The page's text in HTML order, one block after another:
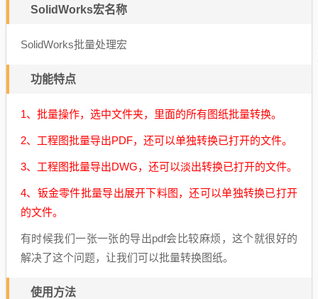
SolidWorks宏名称
SolidWorks批量处理宏
功能特点
1、批量操作，选中文件夹，里面的所有图纸批量转换。
2、工程图批量导出PDF，还可以单独转换已打开的文件。
3、工程图批量导出DWG，还可以淡出转换已打开的文件。
4、钣金零件批量导出展开下料图，还可以单独转换已打开
的文件。
有时候我们一张一张的导出pdf会比较麻烦，这个就很好的
解决了这个问题，让我们可以批量转换图纸。
使用方法